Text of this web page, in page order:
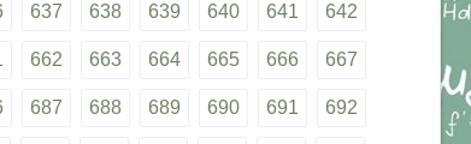
637 638 639 640 641 642
662 663 664 665 666 667
687 688 689 690 691 692